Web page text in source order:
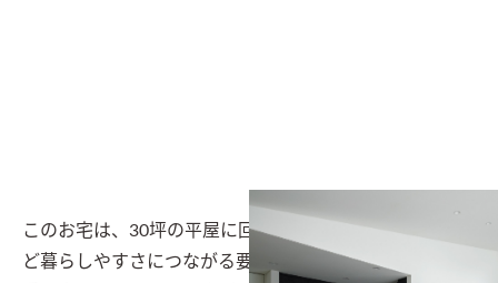
このお宅は、30坪の平屋に回遊動線や適材適所の収納な
ど暮らしやすさにつながる要素をプラスしたお宅です。